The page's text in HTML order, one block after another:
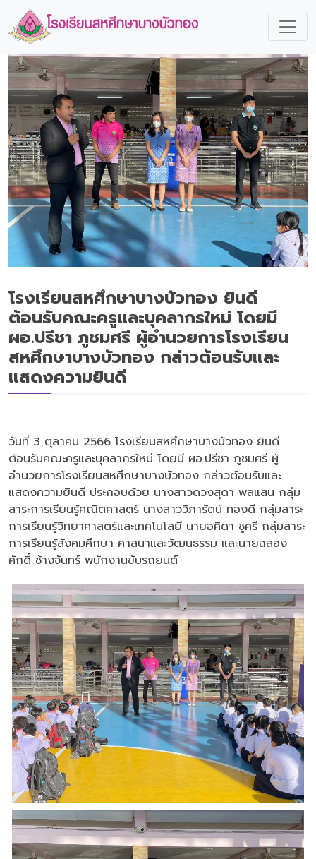
โรงเรียนสหศึกษาบางบัวทอง ยินดี
ต้อนรับคณะครูและบุคลากรใหม่ โดยมี
ผอ.ปรีชา ภูชมศรี ผู้อำนวยการโรงเรียน
สหศึกษาบางบัวทอง กล่าวต้อนรับและ
แสดงความยินดี
วันที่ 3 ตุลาคม 2566 โรงเรียนสหศึกษาบางบัวทอง ยินดี
ต้อนรับคณะครูและบุคลากรใหม่ โดยมี ผอ.ปรีชา ภูชมศรี ผู้
อำนวยการโรงเรียนสหศึกษาบางบัวทอง กล่าวต้อนรับและ
แสดงความยินดี ประกอบด้วย นางสาวดวงสุดา พลแสน กลุ่ม
สาระการเรียนรู้คณิตศาสตร์ นางสาววิภารัตน์ ทองดี กลุ่มสาระ
การเรียนรู้วิทยาศาสตร์และเทคโนโลยี นายอศิดา ชูศรี กลุ่มสาระ
การเรียนรู้สังคมศึกษา ศาสนาและวัฒนธรรม และนายฉลอง
ศักดิ์ ช้างจันทร์ พนักงานขับรถยนต์